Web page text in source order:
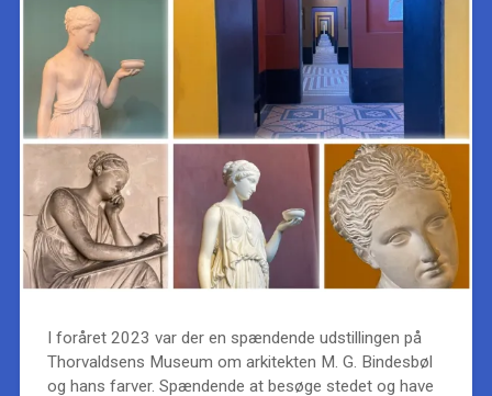
I foråret 2023 var der en spændende udstillingen på
Thorvaldsens Museum om arkitekten M. G. Bindesbøl
og hans farver. Spændende at besøge stedet og have